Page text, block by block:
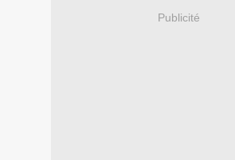
Publicité